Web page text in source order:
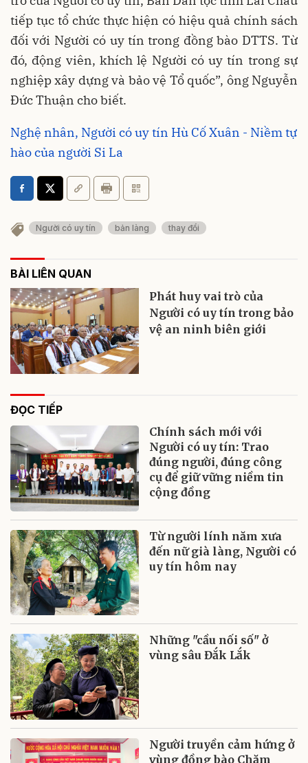
tiếp tục tổ chức thực hiện có hiệu quả chính sách
đối với Người có uy tín trong đồng bào DTTS. Từ
đó, động viên, khích lệ Người có uy tín trong sự
nghiệp xây dựng và bảo vệ Tổ quốc”, ông Nguyễn
Đức Thuận cho biết.
Nghệ nhân, Người có uy tín Hù Cố Xuân - Niềm tự
hào của người Si La
Người có uy tín bản làng thay đổi
BÀI LIÊN QUAN
Phát huy vai trò của
Người có uy tín trong bảo
vệ an ninh biên giới
ĐỌC TIẾP
Chính sách mới với
Người có uy tín: Trao
đúng người, đúng công
cụ để giữ vững niềm tin
cộng đồng
Từ người lính năm xưa
đến nữ già làng, Người có
uy tín hôm nay
Những "cầu nối số" ở
vùng sâu Đắk Lắk
Người truyền cảm hứng ở
vùng đồng bào Chăm